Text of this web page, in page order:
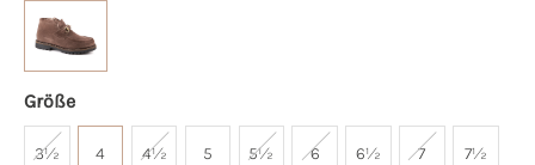
Größe
3½ 4 4½ 5 5½ 6 6½ 7 7½